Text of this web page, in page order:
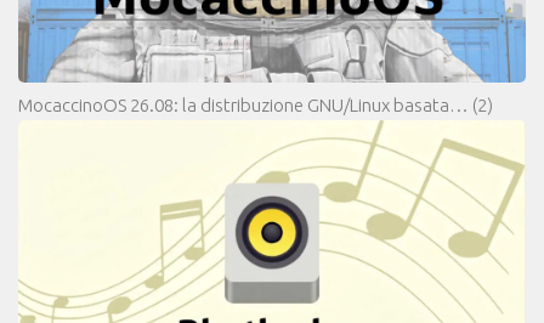
MocaccinoOS 26.08: la distribuzione GNU/Linux basata… (2)